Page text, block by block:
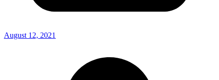
August 12, 2021